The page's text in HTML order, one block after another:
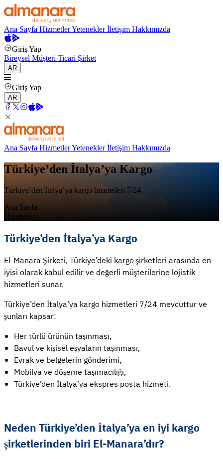
Ana Sayfa HizmetlerYeteneklerİletişim Hakkımızda
Giriş Yap
Bireysel Müşteri Ticari Şirket
AR
Giriş Yap
AR
Ana Sayfa HizmetlerYeteneklerİletişim Hakkımızda
Türkiye’den İtalya’ya Kargo
Türkiye’den İtalya’ya kargo hizmetleri 7/24
Ana Sayfa
Hizmetler
Türkiye’den İtalya’ya Kargo
El-Manara Şirketi, Türkiye’deki kargo şirketleri arasında en
iyisi olarak kabul edilir ve değerli müşterilerine lojistik
hizmetleri sunar.
Türkiye’den İtalya’ya kargo hizmetleri 7/24 mevcuttur ve
şunları kapsar:
Her türlü ürünün taşınması,
Bavul ve kişisel eşyaların taşınması,
Evrak ve belgelerin gönderimi,
Mobilya ve döşeme taşımacılığı,
Türkiye’den İtalya’ya ekspres posta hizmeti.
Neden Türkiye’den İtalya’ya en iyi kargo
şirketlerinden biri El-Manara’dır?